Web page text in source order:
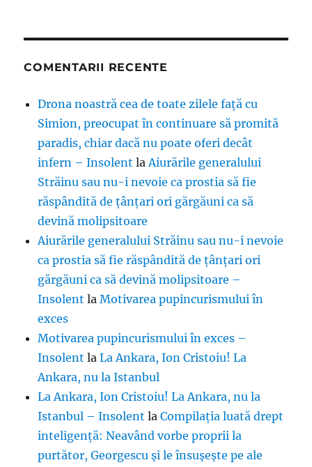
COMENTARII RECENTE
Drona noastră cea de toate zilele față cu
Simion, preocupat în continuare să promită
paradis, chiar dacă nu poate oferi decât
infern – Insolent laAiurările generalului
Străinu sau nu-i nevoie ca prostia să fie
răspândită de țânțari ori gărgăuni ca să
devină molipsitoare
Aiurările generalului Străinu sau nu-i nevoie
ca prostia să fie răspândită de țânțari ori
gărgăuni ca să devină molipsitoare –
Insolent laMotivarea pupincurismului în
exces
Motivarea pupincurismului în exces –
Insolent laLa Ankara, Ion Cristoiu! La
Ankara, nu la Istanbul
La Ankara, Ion Cristoiu! La Ankara, nu la
Istanbul – Insolent laCompilația luată drept
inteligență: Neavând vorbe proprii la
purtător, Georgescu și le însușește pe ale